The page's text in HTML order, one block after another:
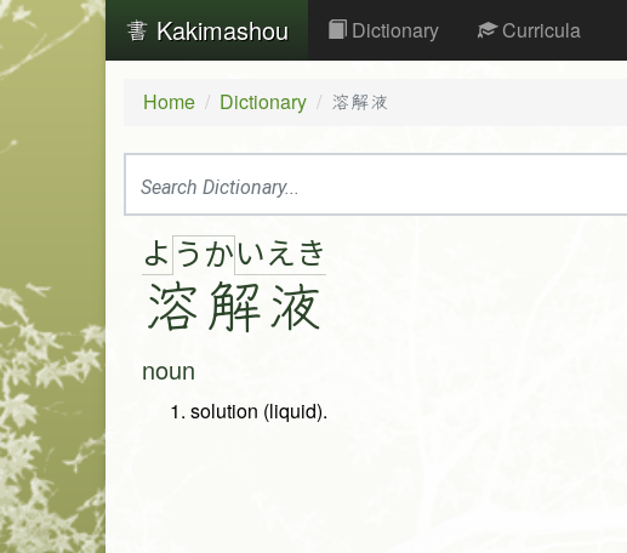
Kakimashou Dictionary Curricula
Home Dictionary 溶解液
よ う
溶
かい
解
え き
液
noun
solution (liquid).